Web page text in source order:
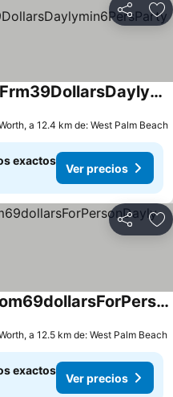
Compartir
LakeOsborneHouseBedFrm39DollarsDaylymin6PersParty
a 12.4 km de: West Palm Beach
exactos
Ver precios
Compartir
PalmBeachLake&PoolFrom69dollarsForPersonDayly
a 12.5 km de: West Palm Beach
exactos
Ver precios